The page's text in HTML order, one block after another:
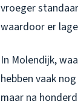
vroeger
waardoor er
In Molendijk,
hebben vaak
maar na